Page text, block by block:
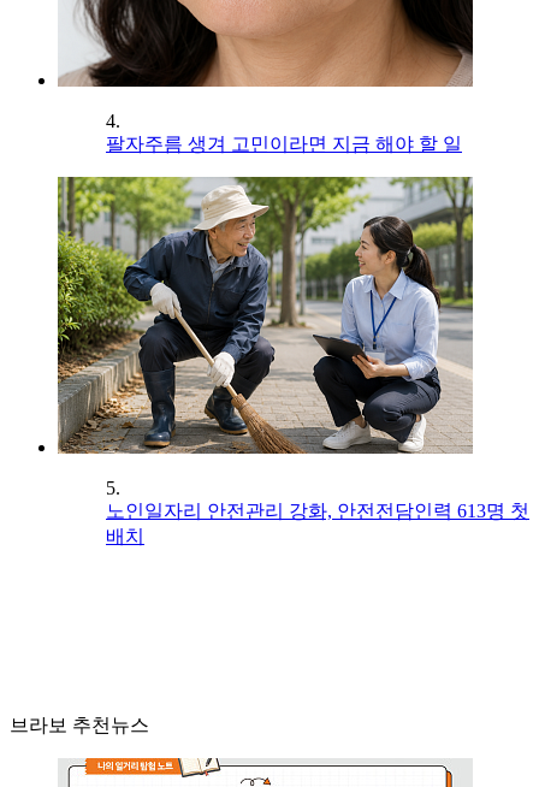
4.
팔자주름 생겨 고민이라면 지금 해야 할 일
5.
노인일자리 안전관리 강화, 안전전담인력 613명 첫
배치
브라보 추천뉴스